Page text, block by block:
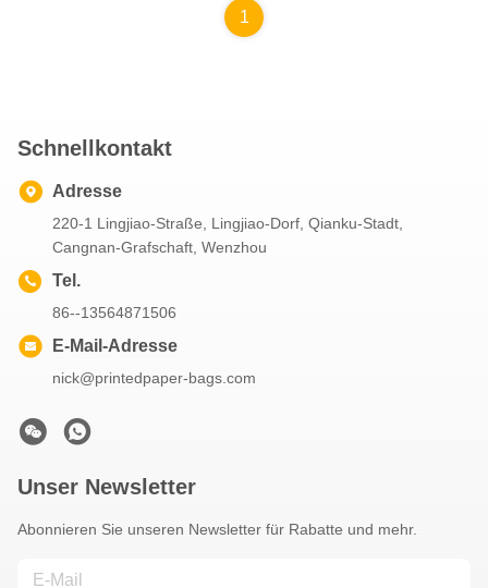
1
Schnellkontakt
Adresse
220-1 Lingjiao-Straße, Lingjiao-Dorf, Qianku-Stadt,
Cangnan-Grafschaft, Wenzhou
Tel.
86--13564871506
E-Mail-Adresse
nick@printedpaper-bags.com
Unser Newsletter
Abonnieren Sie unseren Newsletter für Rabatte und mehr.